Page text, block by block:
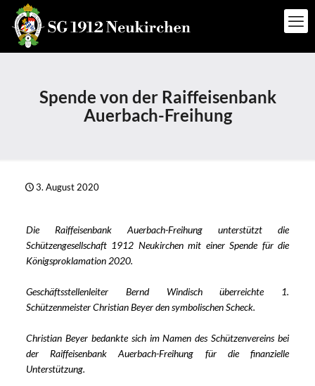
Spende von der Raiffeisenbank
Auerbach-Freihung
3. August 2020
Die Raiffeisenbank Auerbach-Freihung unterstützt die
Schützengesellschaft 1912 Neukirchen mit einer Spende für die
Königsproklamation 2020.
Geschäftsstellenleiter Bernd Windisch überreichte 1.
Schützenmeister Christian Beyer den symbolischen Scheck.
Christian Beyer bedankte sich im Namen des Schützenvereins bei
der Raiffeisenbank Auerbach-Freihung für die finanzielle
Unterstützung.